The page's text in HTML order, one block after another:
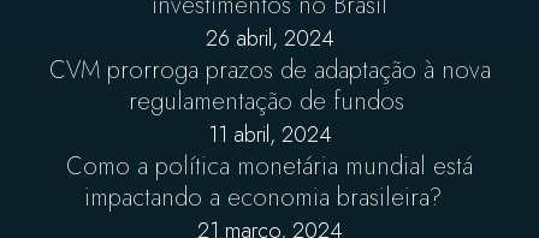
26 abril, 2024
CVM prorroga prazos de adaptação à nova
regulamentação de fundos
11 abril, 2024
Como a política monetária mundial está
impactando a economia brasileira?
21 março, 2024